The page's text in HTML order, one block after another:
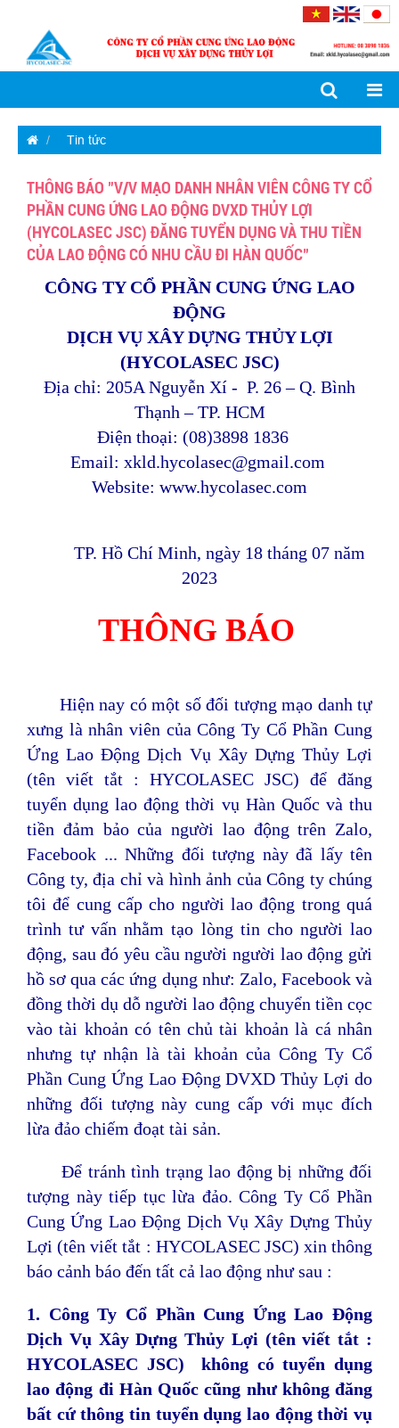
Tin tức
THÔNG BÁO "V/V MẠO DANH NHÂN VIÊN CÔNG TY CỔ
PHẦN CUNG ỨNG LAO ĐỘNG DVXD THỦY LỢI
(HYCOLASEC JSC) ĐĂNG TUYỂN DỤNG VÀ THU TIỀN
CỦA LAO ĐỘNG CÓ NHU CẦU ĐI HÀN QUỐC"
CÔNG TY CỔ PHẦN CUNG ỨNG LAO
ĐỘNG
DỊCH VỤ XÂY DỰNG THỦY LỢI
(HYCOLASEC JSC)
Địa chỉ: 205A Nguyễn Xí - P. 26 – Q. Bình
Thạnh – TP. HCM
Điện thoại: (08)3898 1836
Email: xkld.hycolasec@gmail.com
Website: www.hycolasec.com
TP. Hồ Chí Minh, ngày 18 tháng 07 năm
2023
THÔNG BÁO
Hiện nay có một số đối tượng mạo danh tự
xưng là nhân viên của Công Ty Cổ Phần Cung
Ứng Lao Động Dịch Vụ Xây Dựng Thủy Lợi
(tên viết tắt : HYCOLASEC JSC) để đăng
tuyển dụng lao động thời vụ Hàn Quốc và thu
tiền đảm bảo của người lao độngtrên Zalo,
Facebook ... Những đối tượng này đã lấy tên
Công ty, địa chỉ và hình ảnh của Công ty chúng
tôi để cung cấp cho người lao động trong quá
trình tư vấn nhằm tạo lòng tin cho người lao
động, sau đó yêu cầu người người lao động gửi
hồ sơ qua các ứng dụng như: Zalo, Facebook và
đồng thời dụ dỗ người lao động chuyển tiền cọc
vào tài khoản có tên chủ tài khoản là cá nhân
nhưng tự nhận là tài khoản của Công Ty Cổ
Phần Cung Ứng Lao Động DVXD Thủy Lợi do
những đối tượng này cung cấp với mục đích
lừa đảo chiếm đoạt tài sản.
Để tránh tình trạng lao động bị những đối
tượng này tiếp tục lừa đảo. Công Ty Cổ Phần
Cung Ứng Lao Động Dịch Vụ Xây Dựng Thủy
Lợi (tên viết tắt : HYCOLASEC JSC) xin thông
báo cảnh báo đến tất cả lao động như sau :
1. Công Ty Cổ Phần Cung Ứng Lao Động
Dịch Vụ Xây Dựng Thủy Lợi (tên viết tắt :
HYCOLASEC JSC)
không có tuyển dụng
lao động đi Hàn Quốc cũng như không đăng
bất cứ thông tin tuyểndụng lao động thời vụ